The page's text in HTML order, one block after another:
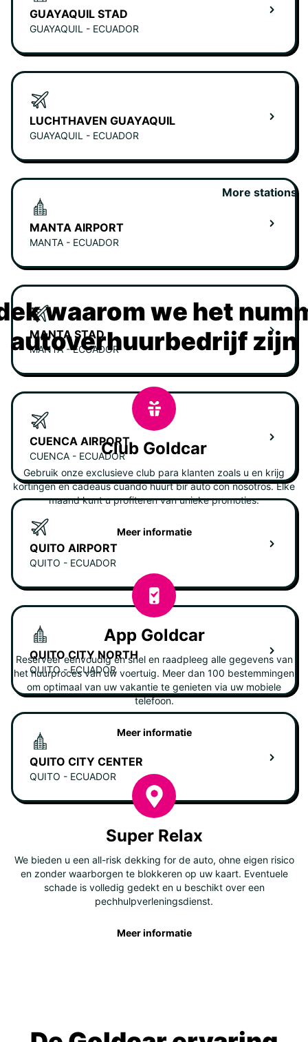
GUAYAQUIL STAD
GUAYAQUIL - ECUADOR
LUCHTHAVEN GUAYAQUIL
GUAYAQUIL - ECUADOR
MANTA AIRPORT
MANTA - ECUADOR
MANTA STAD
MANTA - ECUADOR
CUENCA AIRPORT
CUENCA - ECUADOR
QUITO AIRPORT
QUITO - ECUADOR
QUITO CITY NORTH
QUITO - ECUADOR
QUITO CITY CENTER
QUITO - ECUADOR
More stations
waarom we het
autoverhuurbedrijf zijn
Club Goldcar
Gebruik onze exclusieve club para klanten zoals u en krijg
kortingen en cadeaus cuando huurt bir auto con nosotros. Elke
maand kunt u profiteren van unieke promoties.
Meer informatie
App Goldcar
Reserveer eenvoudig en snel en raadpleeg alle gegevens van
het huurproces van uw voertuig. Meer dan 100 bestemmingen
om optimaal van uw vakantie te genieten via uw mobiele
telefoon.
Meer informatie
Super Relax
We bieden u een all-risk dekking for de auto, ohne eigen risico
en zonder waarborgen te blokkeren op uw kaart. Eventuele
schade is volledig gedekt en u beschikt over een
pechhulpverleningsdienst.
Meer informatie